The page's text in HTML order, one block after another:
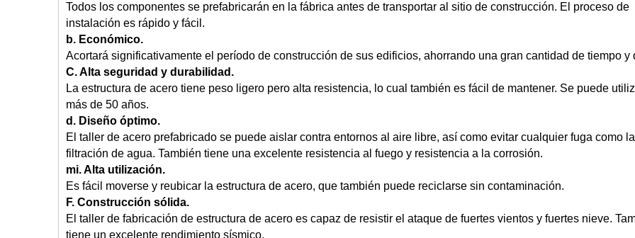
Todos los componentes se prefabricarán en la fábrica antes de transportar al sitio de construcción. El proceso de
instalación es rápido y fácil.
b. Económico.
Acortará significativamente el período de construcción de sus edificios, ahorrando una gran cantidad de tiempo y
C. Alta seguridad y durabilidad.
La estructura de acero tiene peso ligero pero alta resistencia, lo cual también es fácil de mantener. Se puede
más de 50 años.
d. Diseño óptimo.
El taller de acero prefabricado se puede aislar contra entornos al aire libre, así como evitar cualquier fuga como la
filtración de agua. También tiene una excelente resistencia al fuego y resistencia a la corrosión.
mi. Alta utilización.
Es fácil moverse y reubicar la estructura de acero, que también puede reciclarse sin contaminación.
F. Construcción sólida.
El taller de fabricación de estructura de acero es capaz de resistir el ataque de fuertes vientos y fuertes nieve.
tiene un excelente rendimiento sísmico.